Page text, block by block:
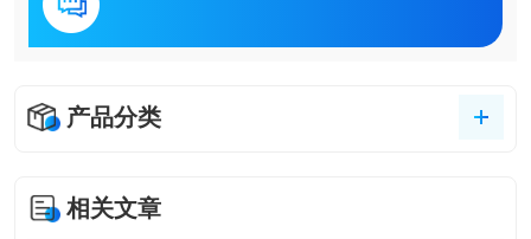
产品分类
相关文章